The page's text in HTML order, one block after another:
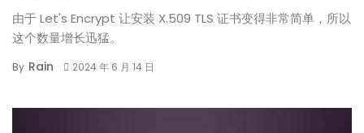
由于 Let's Encrypt 让安装 X.509 TLS 证书变得非常简单，所以
这个数量增长迅猛。
By Rain 2024 年 6 月 14 日